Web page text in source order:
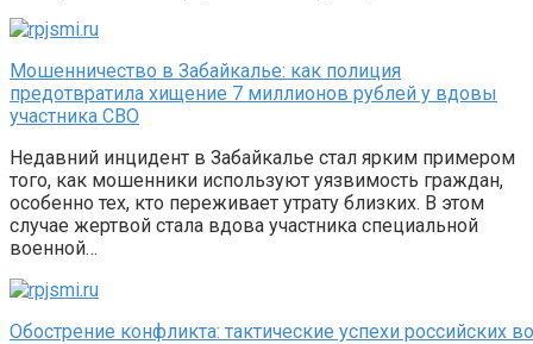
Мошенничество в Забайкалье: как полиция
предотвратила хищение 7 миллионов рублей у вдовы
участника СВО
Недавний инцидент в Забайкалье стал ярким примером
того, как мошенники используют уязвимость граждан,
особенно тех, кто переживает утрату близких. В этом
случае жертвой стала вдова участника специальной
военной…
Обострение конфликта: тактические успехи российских